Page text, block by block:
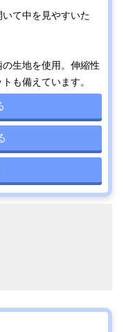
て中を見やすいた
生地を使用。伸縮性
も備えています。